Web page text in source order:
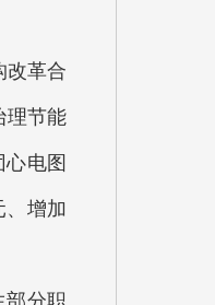
改革合
理节能
电图
、增加
部分职